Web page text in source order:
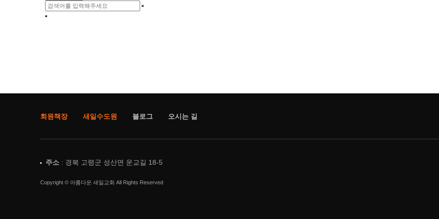
회원책장 새일수도원 블로그 오시는 길
주소 : 경북 고령군 성산면 운교길 18-5
Copyright © 아름다운 새일교회 All Rights Reserved